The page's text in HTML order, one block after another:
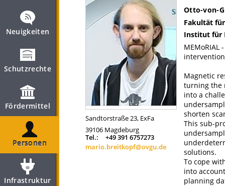
Neuigkeiten
Schutzrechte
Fördermittel
Personen
Infrastruktur
Sandtorstraße 23, ExFa
39106 Magdeburg
Tel.:
+49 391 6757273
mario.breitkopf@ovgu.de
Otto-von-
Fakultät
Institut für
intervention
Magnetic
turning the
into a
shorten
This sub-
solutions.
To cope
into
planning